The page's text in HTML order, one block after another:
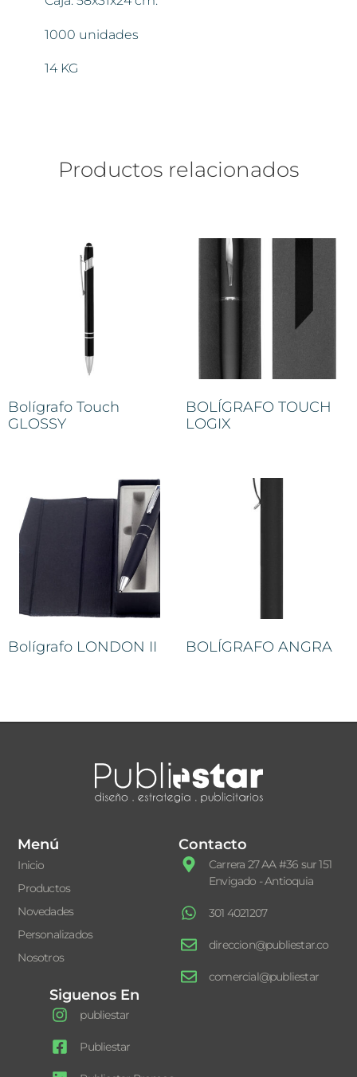
1000 unidades
14 KG
Productos relacionados
Bolígrafo Touch
GLOSSY
BOLÍGRAFO TOUCH
LOGIX
Bolígrafo LONDON II BOLÍGRAFO ANGRA
Menú
Inicio
Productos
Novedades
Personalizados
Nosotros
Contacto
Carrera 27 AA #36 sur 151
Envigado - Antioquia
301 4021207
direccion@publiestar.co
comercial@publiestar
Siguenos En
publiestar
Publiestar